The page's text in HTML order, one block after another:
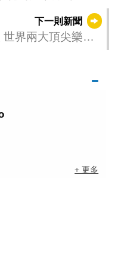
下一則新聞
界兩大頂尖樂團
+ 更多